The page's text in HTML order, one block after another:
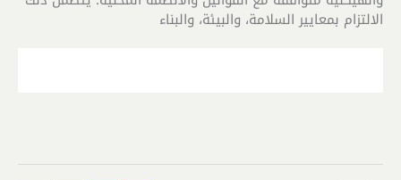
الالتزام بمعايير السلامة، والبيئة، والبناء